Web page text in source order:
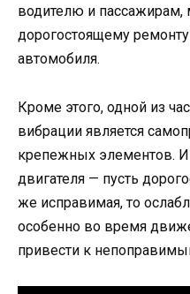
водителю и пассажирам,
дорогостоящему
автомобиля.
Кроме этого, одной из
вибрации является
крепежных элементов.
двигателя — пусть
же исправимая, то
особенно во время
привести к